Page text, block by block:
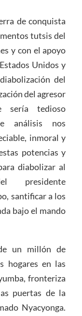
de conquista
tutsis del
y con el apoyo
Unidos y
del
del agresor
sería tedioso
análisis nos
inmoral y
potencias y
diabolizar al
presidente
santificar a los
bajo el mando
un millón de
hogares en las
fronteriza
puertas de la
Nyacyonga.